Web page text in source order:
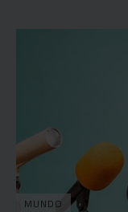
MUNDO